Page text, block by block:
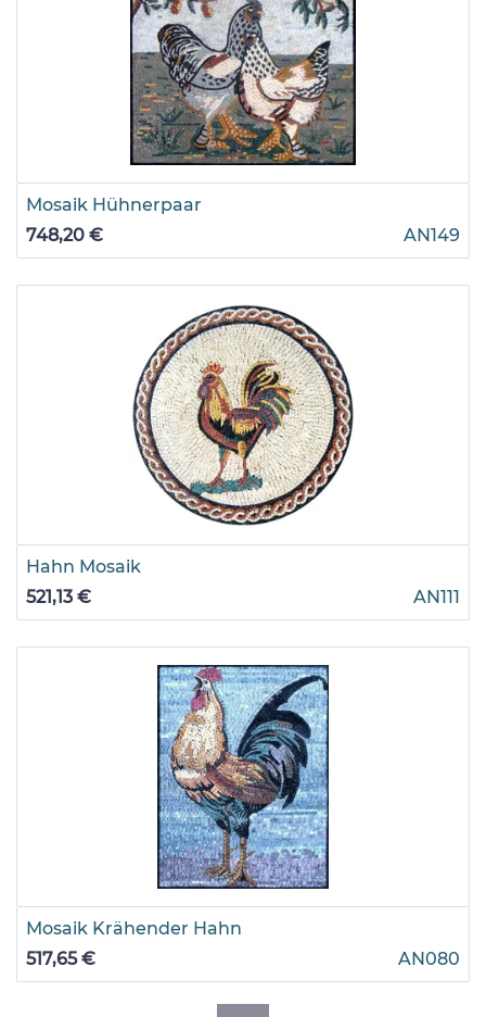
Mosaik Hühnerpaar
748,20 €
AN149
Hahn Mosaik
521,13 €
AN111
Mosaik Krähender Hahn
517,65 €
AN080